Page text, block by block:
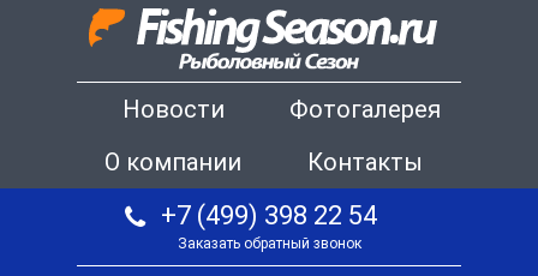
Новости
Фотогалерея
О компании
Контакты
+7 (499) 398 22 54
Заказать обратный звонок